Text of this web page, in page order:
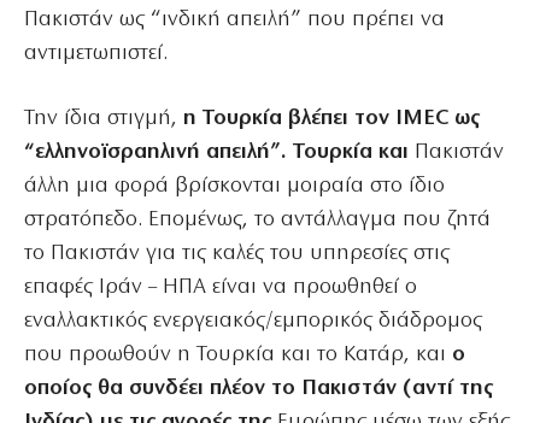
Πακιστάν ως “ινδική απειλή” που πρέπει να
αντιμετωπιστεί.
Την ίδια στιγμή, η Τουρκία βλέπει τον IMEC ως
“ελληνοϊσραηλινή απειλή”. Τουρκία και Πακιστάν
άλλη μια φορά βρίσκονται μοιραία στο ίδιο
στρατόπεδο. Επομένως, το αντάλλαγμα που ζητά
το Πακιστάν για τις καλές του υπηρεσίες στις
επαφές Ιράν – ΗΠΑ είναι να προωθηθεί ο
εναλλακτικός ενεργειακός/εμπορικός διάδρομος
που προωθούν η Τουρκία και το Κατάρ, και ο
οποίος θα συνδέει πλέον το Πακιστάν (αντί της